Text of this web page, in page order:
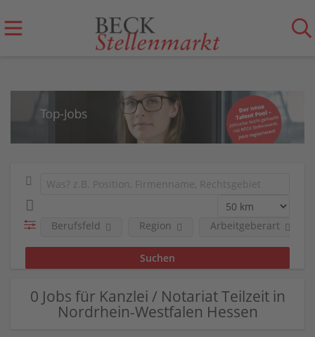
Berufsfeld Region Arbeitgeberart
0 Jobs für Kanzlei / Notariat Teilzeit in
Nordrhein-Westfalen Hessen